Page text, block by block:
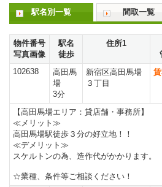
駅名別一覧 間取一覧
物件番号
写真画像
駅名
徒歩
住所1
102638
高田馬
場
3分
新宿区高田馬場
３丁目
【高田馬場エリア：貸店舗・事務所】
≪メリット≫
高田馬場駅徒歩３分の好立地！！
≪デメリット≫
スケルトンの為、造作代がかかります。
☆業種、条件等ご相談ください！